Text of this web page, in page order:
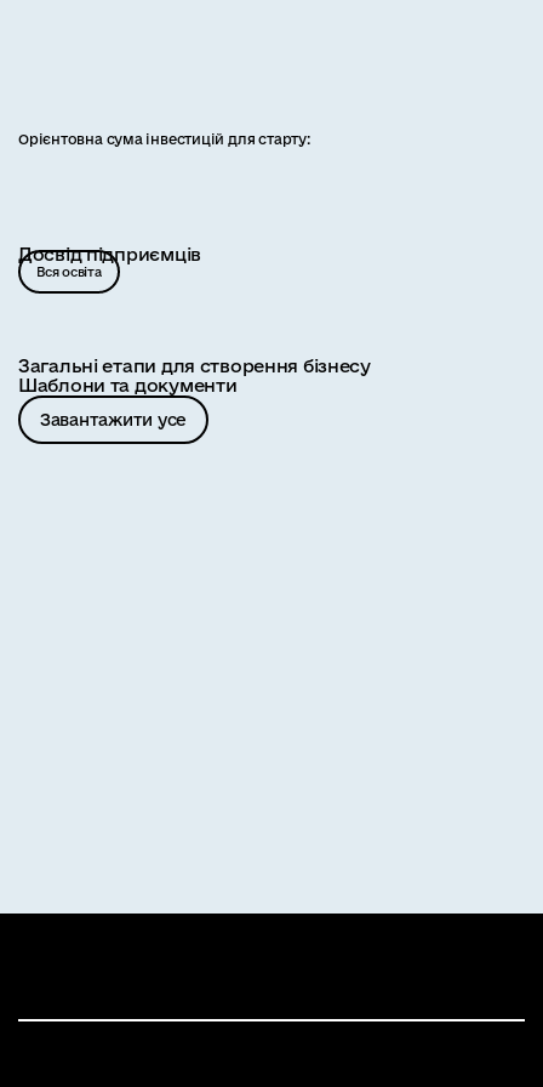
Орієнтовна сума інвестицій для старту:
Досвід підприємців
Вся освіта
Загальні етапи для створення бізнесу
Шаблони та документи
Завантажити усе